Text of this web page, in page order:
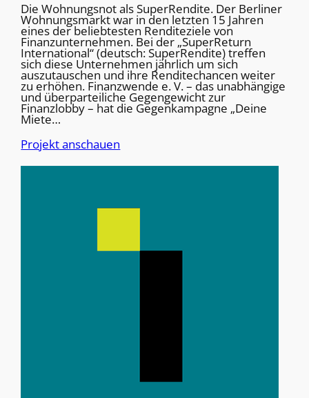
Die Wohnungsnot als SuperRendite. Der Berliner
Wohnungsmarkt war in den letzten 15 Jahren
eines der beliebtesten Renditeziele von
Finanzunternehmen. Bei der „SuperReturn
International“ (deutsch: SuperRendite) treffen
sich diese Unternehmen jährlich um sich
auszutauschen und ihre Renditechancen weiter
zu erhöhen. Finanzwende e. V. – das unabhängige
und überparteiliche Gegengewicht zur
Finanzlobby – hat die Gegenkampagne „Deine
Miete…
Projekt anschauen